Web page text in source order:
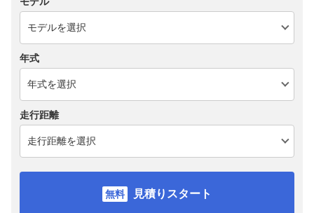
年式
走行距離
見積りスタート